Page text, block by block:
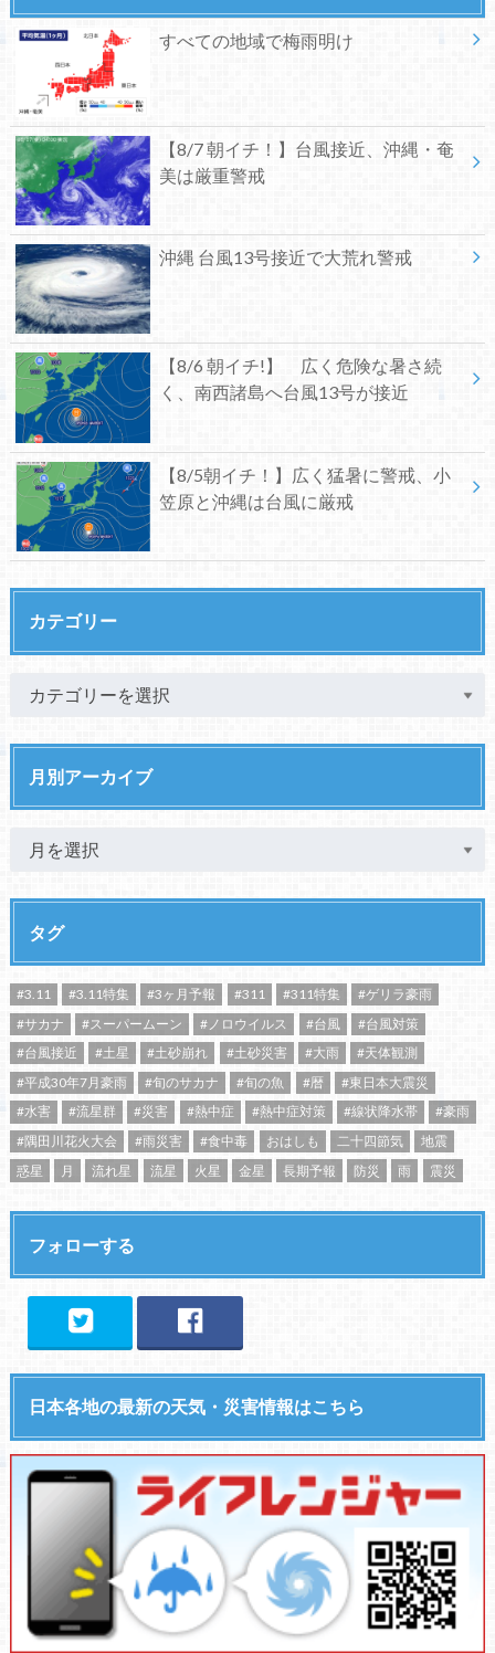
すべての地域で梅雨明け
【8/7 朝イチ！】台風接近、沖縄・奄
美は厳重警戒
沖縄 台風13号接近で大荒れ警戒
【8/6 朝イチ!】 広く危険な暑さ続
く、南西諸島へ台風13号が接近
【8/5朝イチ！】広く猛暑に警戒、小
笠原と沖縄は台風に厳戒
カテゴリー
月別アーカイブ
タグ
#3.11 #3.11特集 #3ヶ月予報 #311 #311特集
#ゲリラ豪雨
#サカナ
#スーパームーン #ノロウイルス #台風
#台風対策
#台風接近
#土星 #土砂崩れ #土砂災害 #大雨
#天体観測
#平成30年7月豪雨
#旬のサカナ #旬の魚 #暦
#東日本大震災
#水害
#流星群 #災害 #熱中症 #熱中症対策 #線状降水帯
#豪雨
#隅田川花火大会
#雨災害 #食中毒 おはしも 二十四節気
地震
惑星
月 流れ星 流星 火星 金星 長期予報 防災 雨 震災
フォローする
日本各地の最新の天気・災害情報はこちら